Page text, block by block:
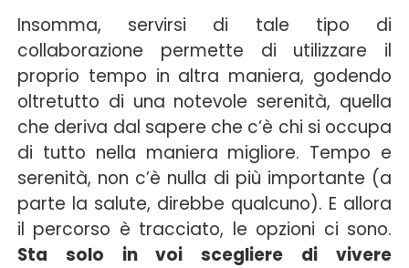
Insomma, servirsi di tale tipo di
collaborazione permette di utilizzare il
proprio tempo in altra maniera, godendo
oltretutto di una notevole serenità, quella
che deriva dal sapere che c’è chi si occupa
di tutto nella maniera migliore. Tempo e
serenità, non c’è nulla di più importante (a
parte la salute, direbbe qualcuno). E allora
il percorso è tracciato, le opzioni ci sono.
Sta solo in voi scegliere di vivere